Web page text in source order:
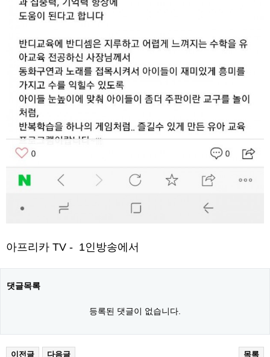
아프리카 TV - 1인방송에서
댓글목록
등록된 댓글이 없습니다.
이전글 다음글 목록